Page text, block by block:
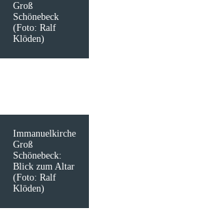
Groß
Schönebeck
(Foto: Ralf
Klöden)
Immanuelkirche
Groß
Schönebeck:
Blick zum Altar
(Foto: Ralf
Klöden)